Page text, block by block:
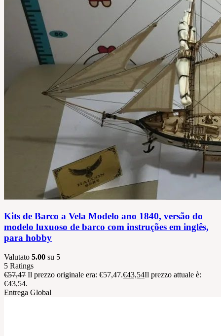
Kits de Barco a Vela Modelo ano 1840, versão do
modelo luxuoso de barco com instruções em inglês,
para hobby
Valutato 5.00 su 5
5 Ratings
€57,47 Il prezzo originale era: €57,47.€43,54Il prezzo attuale è:
€43,54.
Entrega Global